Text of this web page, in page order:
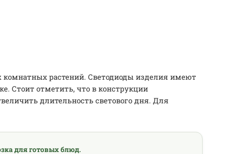
комнатных растений. Светодиоды изделия имеют
Стоит отметить, что в конструкции
длительность светового дня. Для
для готовых блюд.